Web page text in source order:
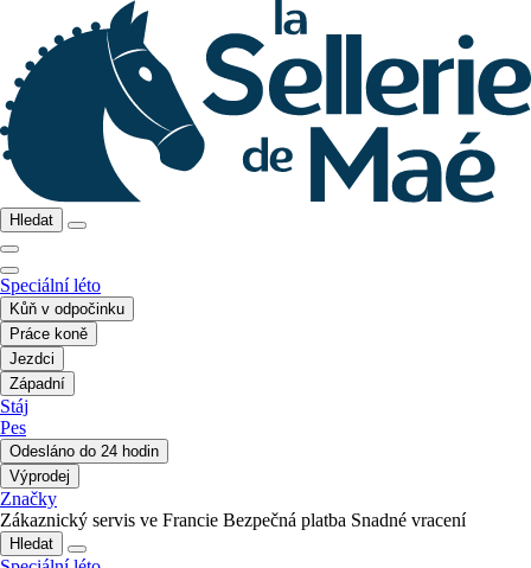
Hledat
Speciální léto
Kůň v odpočinku
Práce koně
Jezdci
Západní
Stáj
Pes
Odesláno do 24 hodin
Výprodej
Značky
Zákaznický servis ve Francie Bezpečná platba Snadné vracení
Hledat